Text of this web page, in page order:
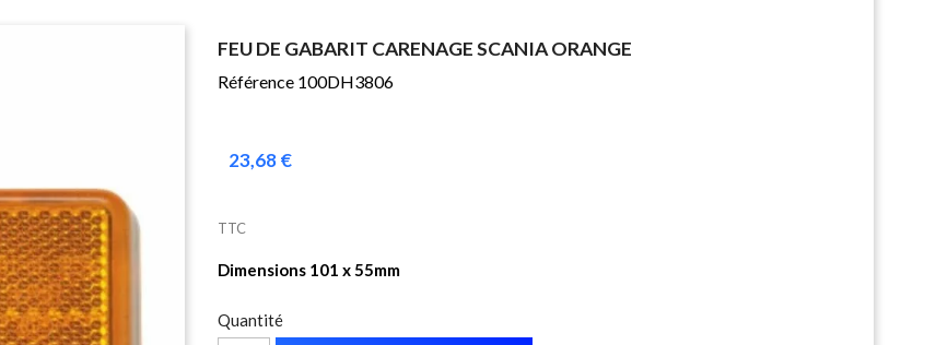
FEU DE GABARIT CARENAGE SCANIA ORANGE
Référence 100DH3806
23,68 €
TTC
Dimensions 101 x 55mm
Quantité